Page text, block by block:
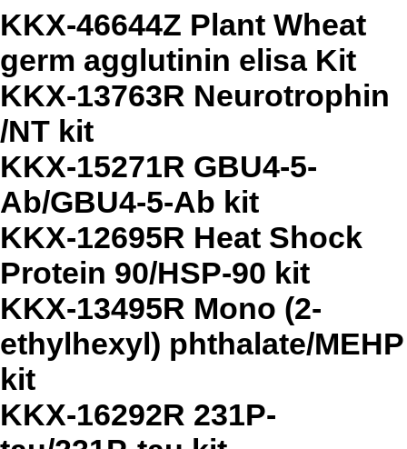
KKX-46644Z Plant Wheat
germ agglutinin elisa Kit
KKX-13763R Neurotrophin
/NT kit
KKX-15271R GBU4-5-
Ab/GBU4-5-Ab kit
KKX-12695R Heat Shock
Protein 90/HSP-90 kit
KKX-13495R Mono (2-
ethylhexyl) phthalate/MEHP
kit
KKX-16292R 231P-